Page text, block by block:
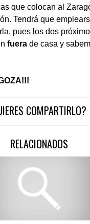
que colocan al
Tendrá que
pues los dos
fuera de casa y
COMPARTIRLO?
RELACIONADOS